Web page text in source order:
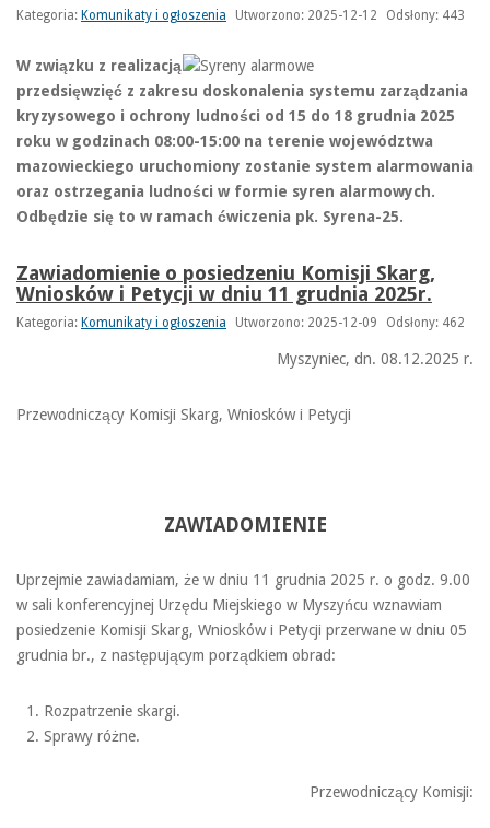
Kategoria: Komunikaty i ogłoszenia Utworzono: 2025-12-12 Odsłony: 443
W związku z realizacją
przedsięwzięć z zakresu doskonalenia systemu zarządzania
kryzysowego i ochrony ludności od 15 do 18 grudnia 2025
roku w godzinach 08:00-15:00 na terenie województwa
mazowieckiego uruchomiony zostanie system alarmowania
oraz ostrzegania ludności w formie syren alarmowych.
Odbędzie się to w ramach ćwiczenia pk. Syrena-25.
Zawiadomienie o posiedzeniu Komisji Skarg,
Wniosków i Petycji w dniu 11 grudnia 2025r.
Kategoria: Komunikaty i ogłoszenia Utworzono: 2025-12-09 Odsłony: 462
Myszyniec, dn. 08.12.2025 r.
Przewodniczący Komisji Skarg, Wniosków i Petycji
ZAWIADOMIENIE
Uprzejmie zawiadamiam, że w dniu 11 grudnia 2025 r. o godz. 9.00
w sali konferencyjnej Urzędu Miejskiego w Myszyńcu wznawiam
posiedzenie Komisji Skarg, Wniosków i Petycji przerwane w dniu 05
grudnia br., z następującym porządkiem obrad:
Rozpatrzenie skargi.
Sprawy różne.
Przewodniczący Komisji: